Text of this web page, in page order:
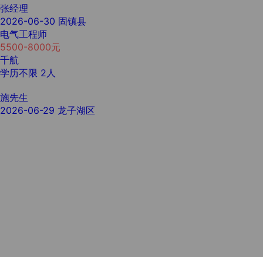
张经理
2026-06-30 固镇县
电气工程师
5500-8000元
千航
学历不限 2人
施先生
2026-06-29 龙子湖区